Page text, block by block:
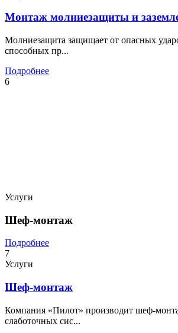
Монтаж молниезащиты и
Молниезащита защищает от опасных
способных пр...
Подробнее
6
Услуги
Шеф-монтаж
Подробнее
7
Услуги
Шеф-монтаж
Компания «Пилот» производит шеф-
слаботочных сис...